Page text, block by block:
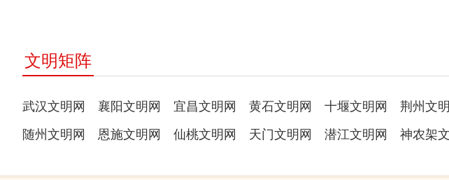
文明矩阵
武汉文明网 襄阳文明网 宜昌文明网 黄石文明网 十堰文明网 荆州文
随州文明网
恩施文明网 仙桃文明网 天门文明网 潜江文明网 神农架